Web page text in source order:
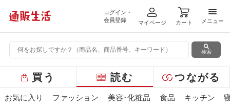
ログイン・
会員登録
マイページ カート
メニ
メニュー
検索
ー
バ
買う 読む つながる
お気に入り ファッション 美容･化粧品 食品 キッチン